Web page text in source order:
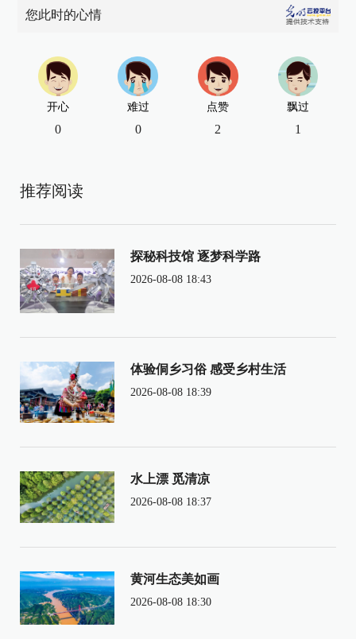
您此时的心情
开心
0
难过
0
点赞
2
飘过
1
推荐阅读
探秘科技馆 逐梦科学路
2026-08-08 18:43
体验侗乡习俗 感受乡村生活
2026-08-08 18:39
水上漂 觅清凉
2026-08-08 18:37
黄河生态美如画
2026-08-08 18:30